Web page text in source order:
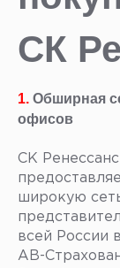
СК
1. Обширная
офисов
СК Ренессанс
широкую
всей России
АВ-